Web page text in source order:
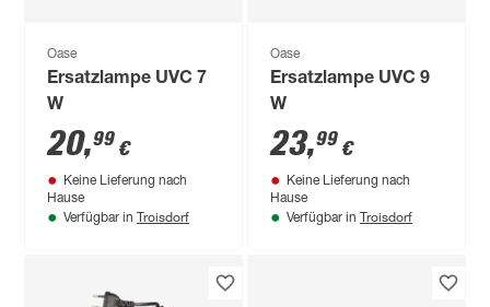
Oase
Ersatzlampe UVC 7
W
20,99 €
Keine Lieferung nach
Hause
Verfügbar in Troisdorf
Oase
Ersatzlampe UVC 9
W
23,99 €
Keine Lieferung nach
Hause
Verfügbar in Troisdorf